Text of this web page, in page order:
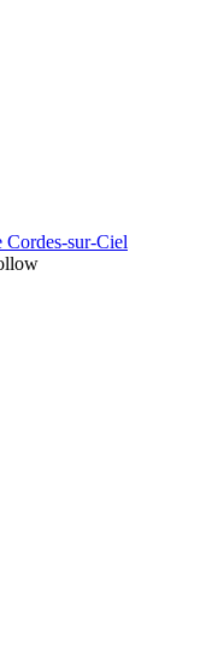
Cordes-sur-Ciel